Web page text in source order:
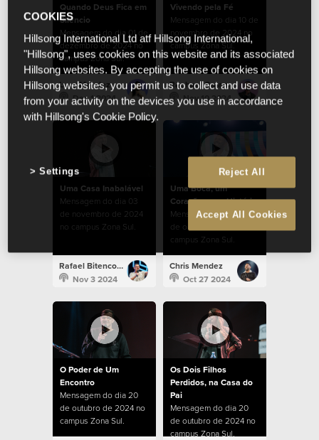
Quando Deus Fica em
Silêncio
Mensagem do dia 01 de
dezembro de 2024 no
campus Zona Sul.
Lucy Mendez
Dec 1 2024
Vivendo pela Fé
Mensagem do dia 10 de
novembro de 2024 no
campus Zona Sul.
Raphael Galante
Nov 10 2024
Uma Casa Inabalável
Mensagem do dia 03
de novembro de 2024
no campus Zona Sul.
Rafael Bitencourt
Nov 3 2024
Uma Boca, um
Coração, uma História
Mensagem do dia 27
de outubro de 2024 no
campus Zona Sul.
Chris Mendez
Oct 27 2024
O Poder de Um
Encontro
Mensagem do dia 20
de outubro de 2024 no
campus Zona Sul.
Os Dois Filhos
Perdidos, na Casa do
Pai
Mensagem do dia 20
de outubro de 2024 no
campus Zona Sul.
COOKIES
Hillsong International Ltd atf Hillsong International,
"Hillsong", uses cookies on this website and its associated
Hillsong websites. By accepting the use of cookies on
Hillsong websites, you permit us to collect and use data
from your activity on the devices you use in accordance
with Hillsong's Cookie Policy.
Reject All
Accept All Cookies
Settings